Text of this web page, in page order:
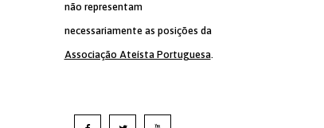
não representam
necessariamente as posições da
Associação Ateísta Portuguesa.